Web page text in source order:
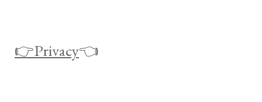
👉Privacy👈